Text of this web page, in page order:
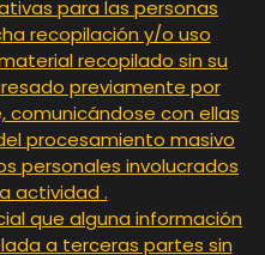
para las personas
recopilación y/o uso
recopilado sin su
previamente por
comunicándose con ellas
procesamiento masivo
personales involucrados
actividad .
que alguna información
a terceras partes sin